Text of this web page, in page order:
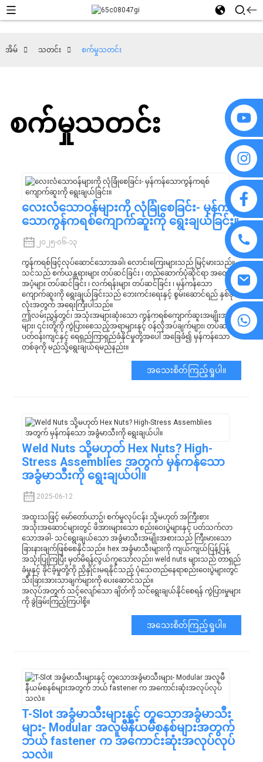
၈၆၁၅၅၉၄၈၆၀၆၃၈
အိမ် သတင်း စက်မှုသတင်း
စက်မှုသတင်း
လေးလံသောဝန်များကို လုံခြုံစေခြင်း- မှန်ကန်
သောကွန်ကရစ်ကျောက်ဆူးကို ရွေးချယ်ခြင်း။
၂၀၂၅-၀၆-၁၃
ကွန်ကရစ်ဖြင့်လုပ်ဆောင်သောအခါ၊ လောင်းကြေးများသည် မြင့်မားသည်။
သင်သည် စက်ယန္တရားများ တပ်ဆင်ခြင်း ၊ တည်ဆောက်ပုံဆိုင်ရာ အထောက်
အပံ့များ တပ်ဆင်ခြင်း ၊ လက်ရန်းများ တပ်ဆင်ခြင်း ၊ မှန်ကန်သော
ကျောက်ဆူးကို ရွေးချယ်ခြင်းသည် ဘေးကင်းရေးနှင့် စွမ်းဆောင်ရည် နှစ်ခု
လုံးအတွက် အရေးကြီးပါသည်။
ဤလမ်းညွှန်တွင်၊ အသုံးအများဆုံးသော ကွန်ကရစ်ကျောက်ဆူးအမျိုးအစား
များ၊ ၎င်းတို့ကို ကွဲပြားစေသည့်အရာများနှင့် ဝန်လိုအပ်ချက်များ၊ တပ်ဆင်မှု
ပတ်ဝန်းကျင်နှင့် ရေရှည်ကြာရှည်ခံနိုင်မှုတို့အပေါ် အခြေခံ၍ မှန်ကန်သော
တစ်ခုကို မည်သို့ရွေးချယ်ရမည်နည်း။
အသေးစိတ်ကြည့်ရှုပါ။
Weld Nuts သို့မဟုတ် Hex Nuts? High-
Stress Assemblies အတွက် မှန်ကန်သော
အခွံမာသီးကို ရွေးချယ်ပါ။
2025-06-12
အထူးသဖြင့် မော်တော်ယာဥ်၊ စက်မှုလုပ်ငန်း သို့မဟုတ် အကြီးစား
အသုံးအဆောင်များတွင် ဖိအားများသော စည်းဝေးပွဲများနှင့် ပတ်သက်လာ
သောအခါ- သင်ရွေးချယ်သော အခွံမာသီးအမျိုးအစားသည် ကြီးမားသော
ခြားနားချက်ဖြစ်စေနိုင်သည်။ hex အခွံမာသီးများကို ကျယ်ကျယ်ပြန့်ပြန့်
အသုံးပြုကြပြီး မှတ်မိရန်လွယ်ကူသော်လည်း၊ weld nuts များသည် တာရှည်
ခံမှုနှင့် ခိုင်ခံ့မှုတို့ကို ညှိနှိုင်းမရနိုင်သည့် ပုံသေတည်နေရာစည်းဝေးပွဲများတွင်
သီးခြားအားသာချက်များကို ပေးဆောင်သည်။
အလုပ်အတွက် သင့်လျော်သော ချိတ်ကို သင်ရွေးချယ်နိုင်စေရန် ကွဲပြားမှုများ
ကို ခွဲခြမ်းကြည့်ကြပါစို့။
အသေးစိတ်ကြည့်ရှုပါ။
T-Slot အခွံမာသီးများနှင့် တူသောအခွံမာသီး
များ- Modular အလူမီနီယမ်စနစ်များအတွက်
ဘယ် fastener က အကောင်းဆုံးအလုပ်လုပ်
သလဲ။